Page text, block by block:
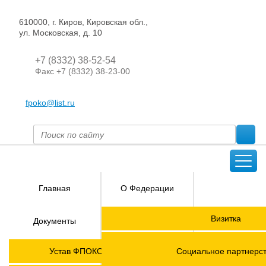
610000, г. Киров, Кировская обл.,
ул. Московская, д. 10
+7 (8332) 38-52-54
Факс +7 (8332) 38-23-00
fpoko@list.ru
Главная О Федерации
Визитка
Документы
Устав ФПОКО с изменениями от 2026 года
Социальное
Членские